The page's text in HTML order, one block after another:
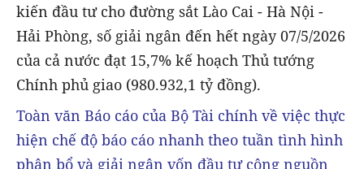
kiến đầu tư cho đường sắt Lào Cai - Hà Nội -
Hải Phòng, số giải ngân đến hết ngày 07/5/2026
của cả nước đạt 15,7% kế hoạch Thủ tướng
Chính phủ giao (980.932,1 tỷ đồng).
Toàn văn Báo cáo của Bộ Tài chính về việc thực
hiện chế độ báo cáo nhanh theo tuần tình hình
phân bổ và giải ngân vốn đầu tư công nguồn